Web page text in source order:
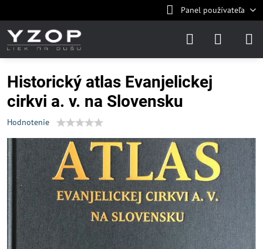
Panel používateľa
Historický atlas Evanjelickej
cirkvi a. v. na Slovensku
Hodnotenie